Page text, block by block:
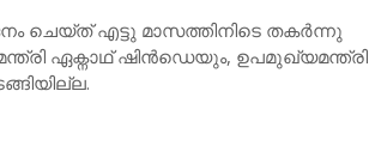
ചെയ്ത് എട്ടു മാസത്തിനിടെ തകര്‍ന്നു
ഏക്നാഥ് ഷിന്‍ഡെയും, ഉപമുഖ്യമന്ത്രി